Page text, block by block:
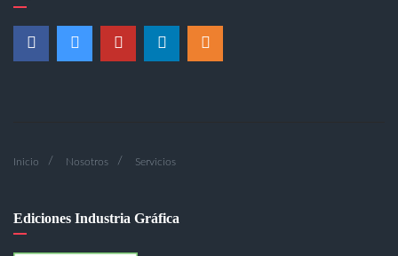
Inicio Nosotros Servicios
Ediciones Industria Gráfica